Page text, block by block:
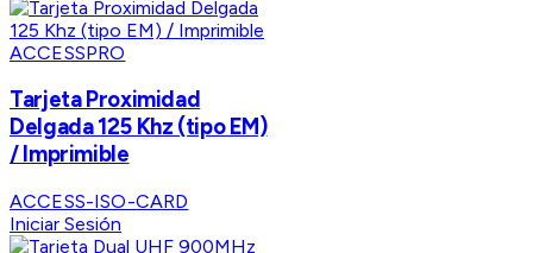
ACCESSPRO
Tarjeta Proximidad
Delgada 125 Khz (tipo EM)
/ Imprimible
ACCESS-ISO-CARD
Iniciar Sesión